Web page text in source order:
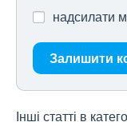
надсилати
Залишити
Інші статті в